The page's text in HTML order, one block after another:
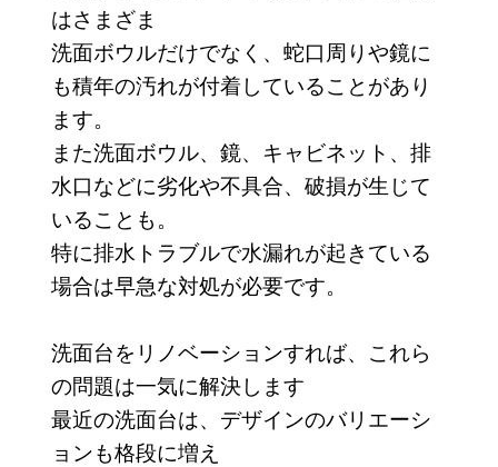
はさまざま
洗面ボウルだけでなく、蛇口周りや鏡に
も積年の汚れが付着していることがあり
ます。
また洗面ボウル、鏡、キャビネット、排
水口などに劣化や不具合、破損が生じて
いることも。
特に排水トラブルで水漏れが起きている
場合は早急な対処が必要です。
洗面台をリノベーションすれば、これら
の問題は一気に解決します
最近の洗面台は、デザインのバリエーシ
ョンも格段に増え